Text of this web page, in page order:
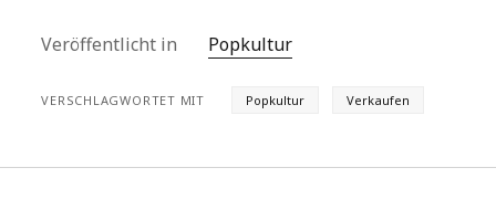
Veröffentlicht in Popkultur
VERSCHLAGWORTET MIT Popkultur Verkaufen